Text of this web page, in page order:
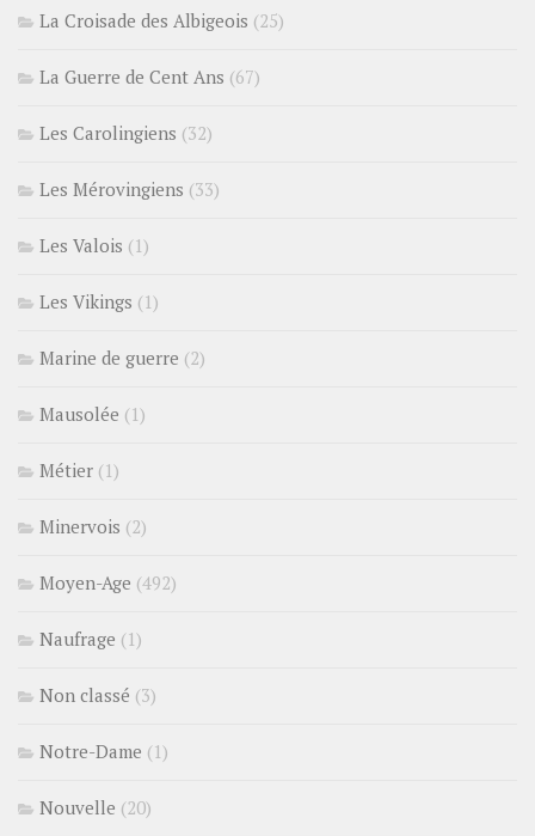
La Croisade des Albigeois (25)
La Guerre de Cent Ans (67)
Les Carolingiens (32)
Les Mérovingiens (33)
Les Valois (1)
Les Vikings (1)
Marine de guerre (2)
Mausolée (1)
Métier (1)
Minervois (2)
Moyen-Age (492)
Naufrage (1)
Non classé (3)
Notre-Dame (1)
Nouvelle (20)